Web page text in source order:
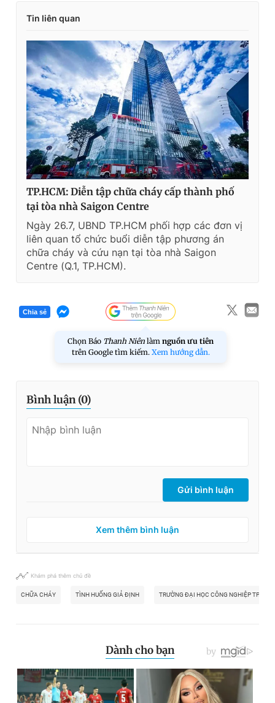
Tin liên quan
TP.HCM: Diễn tập chữa cháy cấp thành phố
tại tòa nhà Saigon Centre
Ngày 26.7, UBND TP.HCM phối hợp các đơn vị
liên quan tổ chức buổi diễn tập phương án
chữa cháy và cứu nạn tại tòa nhà Saigon
Centre (Q.1, TP.HCM).
Chia sẻ
Chọn Báo Thanh Niên làm nguồn ưu tiên
trên Google tìm kiếm. Xem hướng dẫn.
Bình luận (0)
Gửi bình luận
Xem thêm bình luận
Khám phá thêm chủ đề
CHỮA CHÁY TÌNH HUỐNG GIẢ ĐỊNH TRƯỜNG ĐẠI HỌC CÔNG NGHIỆP TP.HCM